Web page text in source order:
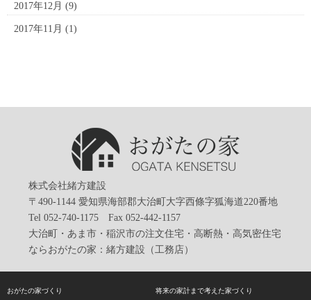
2017年12月 (9)
2017年11月 (1)
株式会社緒方建設
〒490-1144 愛知県海部郡大治町大字西條字狐海道220番地
Tel 052-740-1175 Fax 052-442-1157
大治町・あま市・稲沢市の注文住宅・高断熱・高気密住宅
ならおがたの家：緒方建設（工務店）
おがたの家づくり 将来の家計まで考えた家づくり